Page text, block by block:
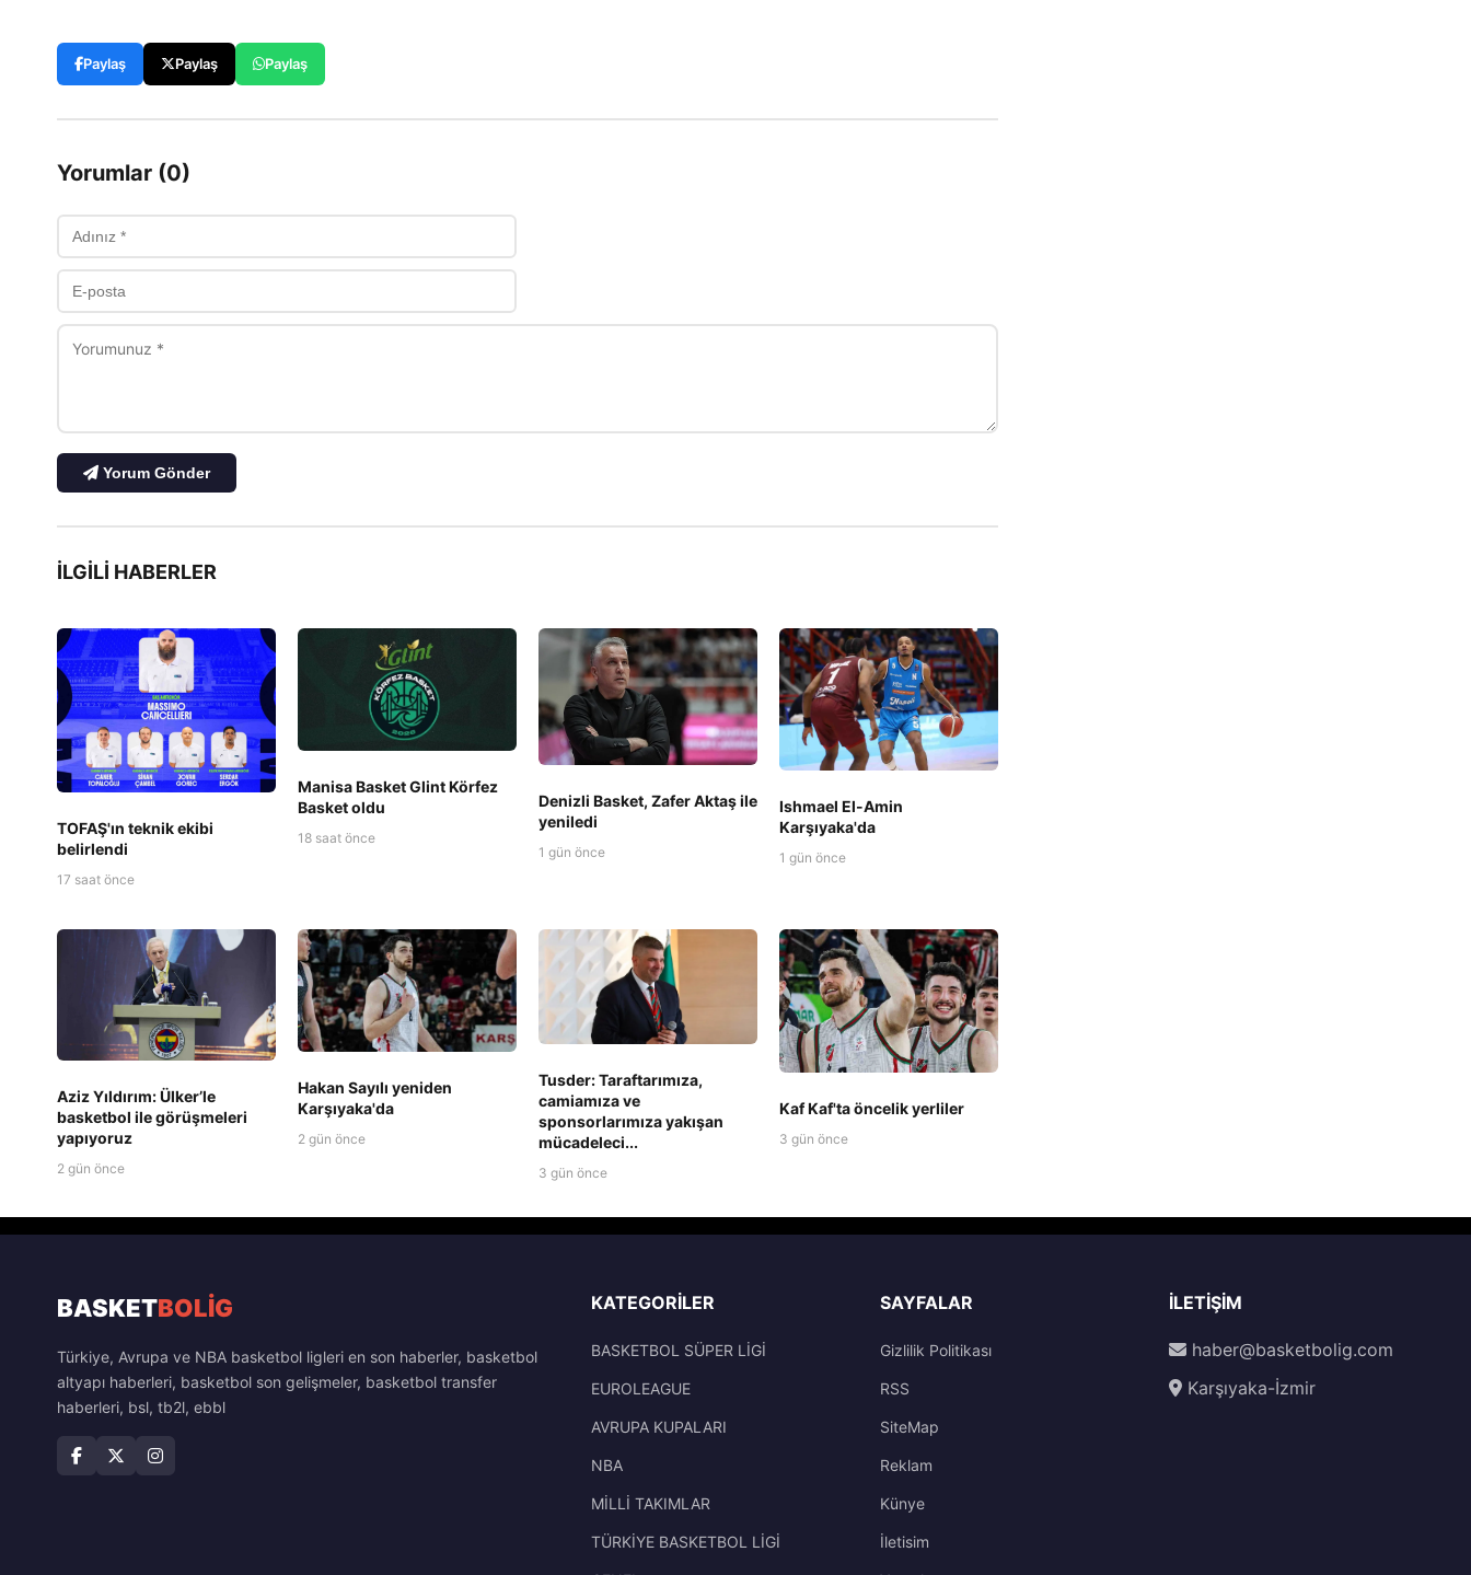
Paylaş Paylaş Paylaş
Yorumlar (0)
Yorum Gönder
İLGILI HABERLER
TOFAŞ'ın teknik ekibi
belirlendi
17 saat önce
Manisa Basket Glint Körfez
Basket oldu
18 saat önce
Denizli Basket, Zafer Aktaş ile
yeniledi
1 gün önce
Ishmael El-Amin
Karşıyaka'da
1 gün önce
Aziz Yıldırım: Ülker’le
basketbol ile görüşmeleri
yapıyoruz
2 gün önce
Hakan Sayılı yeniden
Karşıyaka'da
2 gün önce
Tusder: Taraftarımıza,
camiamıza ve
sponsorlarımıza yakışan
mücadeleci...
3 gün önce
Kaf Kaf'ta öncelik yerliler
3 gün önce
BASKETBOLİG
Türkiye, Avrupa ve NBA basketbol ligleri en son haberler, basketbol
altyapı haberleri, basketbol son gelişmeler, basketbol transfer
haberleri, bsl, tb2l, ebbl
KATEGORILER
BASKETBOL SÜPER LİGİ
EUROLEAGUE
AVRUPA KUPALARI
NBA
MİLLİ TAKIMLAR
TÜRKİYE BASKETBOL LİGİ
SAYFALAR
Gizlilik Politikası
RSS
SiteMap
Reklam
Künye
İletisim
İLETIŞIM
haber@basketbolig.com
Karşıyaka-İzmir